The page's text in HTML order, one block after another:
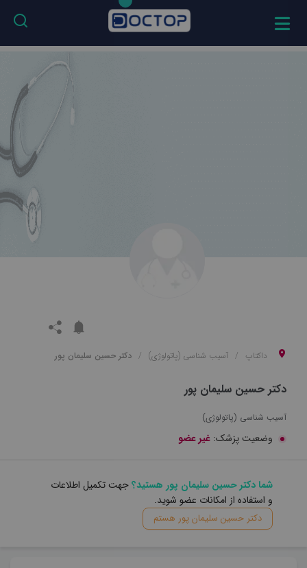
داکتاپ آسیب شناسی (پاتولوژی) دکتر حسین سلیمان پور
دکتر حسین سلیمان پور
آسیب شناسی (پاتولوژی)
وضعیت پزشک: غیر عضو
شما دکتر حسین سلیمان پور هستید؟جهت تکمیل اطلاعات
و استفاده از امکانات عضو شوید.
دکتر حسین سلیمان پور هستم